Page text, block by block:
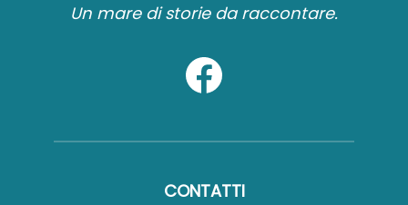
Un mare di storie da raccontare.
CONTATTI